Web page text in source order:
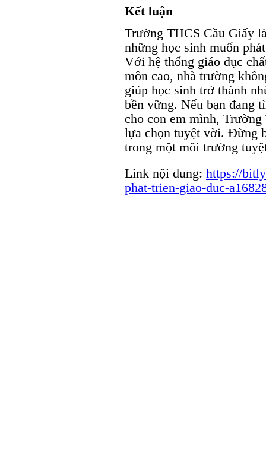
Kết luận
Trường THCS Cầu Giấy
những học sinh muốn
Với hệ thống giáo dục
môn cao, nhà trường
giúp học sinh trở thành
bền vững. Nếu bạn đang
cho con em mình,
lựa chọn tuyệt vời. Đừng
trong một môi trường
Link nội dung: https://
phat-trien-giao-duc-